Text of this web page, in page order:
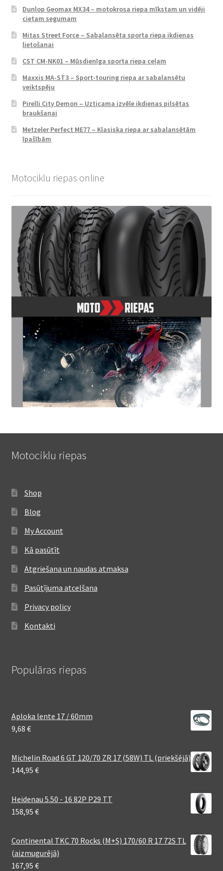
Dunlop Geomax MX34 – motokrosa riepa mīkstam un vidēji
cietam segumam
Mitas Street Force – Sabalansēta sporta riepa ikdienas
lietošanai
CST CM-NK01 – Mūsdienīga sporta riepa ceļam
Maxxis MA-ST3 – Sport-touring riepa ar sabalansētu
veiktspēju
Pirelli City Demon – Uzticama izvēle ikdienas pilsētas
braukšanai
Metzeler Perfect ME77 – Klasiska riepa ar sabalansētām
īpašībām
Motociklu riepas online
Motociklu riepas
Shop
Blog
My Account
Kā pasūtīt
Atgriešana un naudas atmaksa
Pasūtījuma atcelšana
Privacy policy
Kontakti
Populāras riepas
Aploka lente 17 / 60mm
9,68 €
Michelin Road 6 GT 120/70 ZR 17 (58W) TL (priekšējā)
144,95 €
Heidenau 5.50 - 16 82P P29 TT
158,95 €
Continental TKC 70 Rocks (M+S) 170/60 R 17 72S TL
(aizmugurējā)
167,95 €